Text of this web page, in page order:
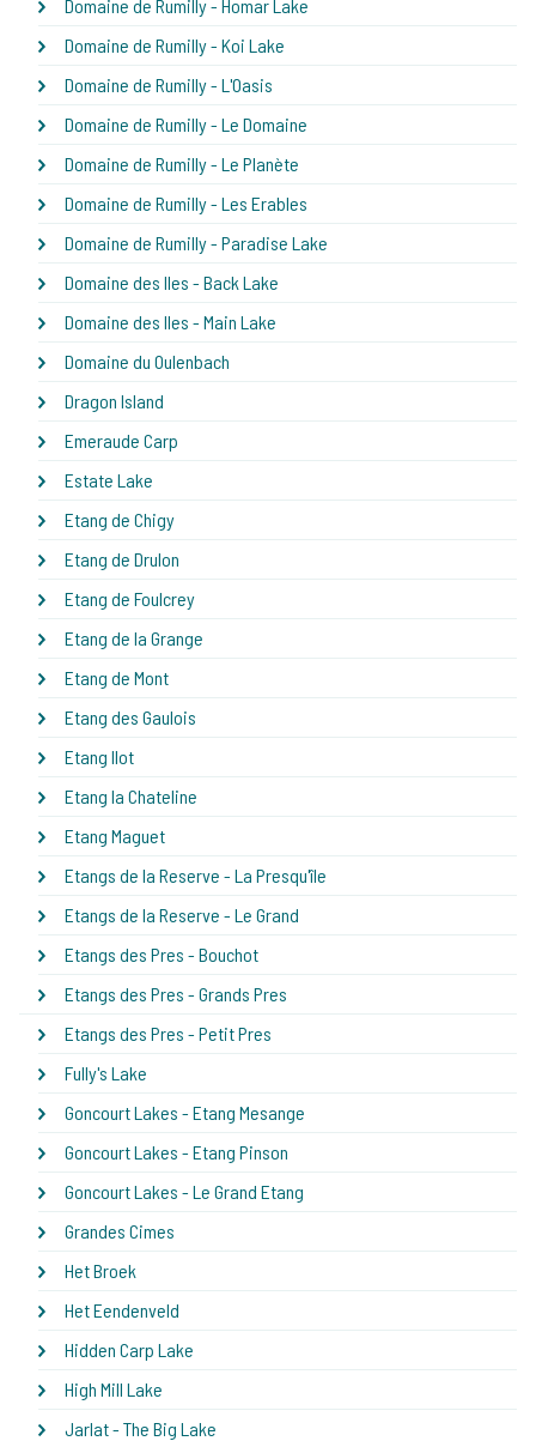
Domaine de Rumilly - Homar Lake
Domaine de Rumilly - Koi Lake
Domaine de Rumilly - L'Oasis
Domaine de Rumilly - Le Domaine
Domaine de Rumilly - Le Planète
Domaine de Rumilly - Les Erables
Domaine de Rumilly - Paradise Lake
Domaine des Iles - Back Lake
Domaine des Iles - Main Lake
Domaine du Oulenbach
Dragon Island
Emeraude Carp
Estate Lake
Etang de Chigy
Etang de Drulon
Etang de Foulcrey
Etang de la Grange
Etang de Mont
Etang des Gaulois
Etang Ilot
Etang la Chateline
Etang Maguet
Etangs de la Reserve - La Presqu'île
Etangs de la Reserve - Le Grand
Etangs des Pres - Bouchot
Etangs des Pres - Grands Pres
Etangs des Pres - Petit Pres
Fully's Lake
Goncourt Lakes - Etang Mesange
Goncourt Lakes - Etang Pinson
Goncourt Lakes - Le Grand Etang
Grandes Cimes
Het Broek
Het Eendenveld
Hidden Carp Lake
High Mill Lake
Jarlat - The Big Lake